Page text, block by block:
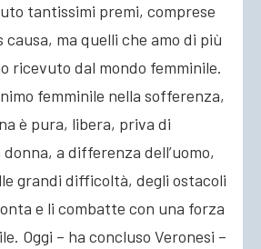
tantissimi premi, comprese
causa, ma quelli che amo di più
ricevuto dal mondo femminile.
femminile nella sofferenza,
è pura, libera, priva di
a differenza dell’uomo,
grandi difficoltà, degli ostacoli
e li combatte con una forza
Oggi – ha concluso Veronesi –